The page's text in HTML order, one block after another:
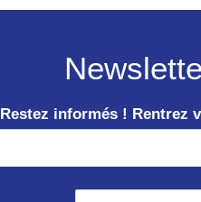
Restez informés ! Rentrez